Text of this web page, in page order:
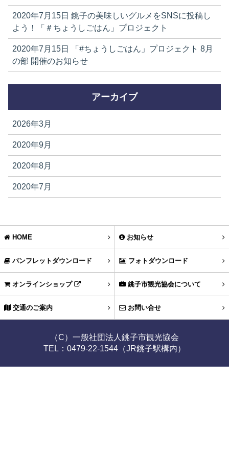
2020年7月15日 銚子の美味しいグルメをSNSに投稿し
よう！「＃ちょうしごはん」プロジェクト
2020年7月15日
「#ちょうしごはん」プロジェクト 8月
の部 開催のお知らせ
アーカイブ
2026年3月
2020年9月
2020年8月
2020年7月
HOME お知らせ
パンフレットダウンロード フォトダウンロード
オンラインショップ 銚子市観光協会について
交通のご案内 お問い合せ
（C）一般社団法人銚子市観光協会
TEL：0479-22-1544（JR銚子駅構内）